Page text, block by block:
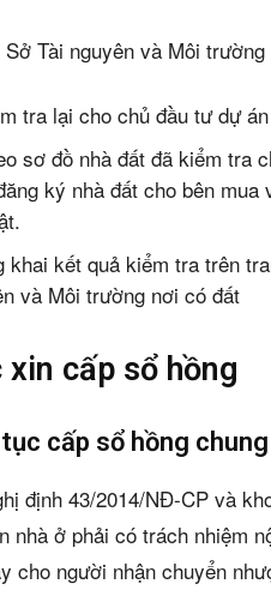
Dự án
Mua bán
Cho thuê
Liên hệ
5/5(1 Review)
Tài nguyên và Môi
tra lại cho chủ đầu tư dự án
sơ đồ nhà đất đã kiểm tra
ký nhà đất cho bên
khai kết quả kiểm tra trên
và Môi trường nơi có đất
cấp sổ hồng
cấp sổ hồng
định 43/2014/NĐ-CP và
nhà ở phải có trách nhiệm
cho người nhận chuyển